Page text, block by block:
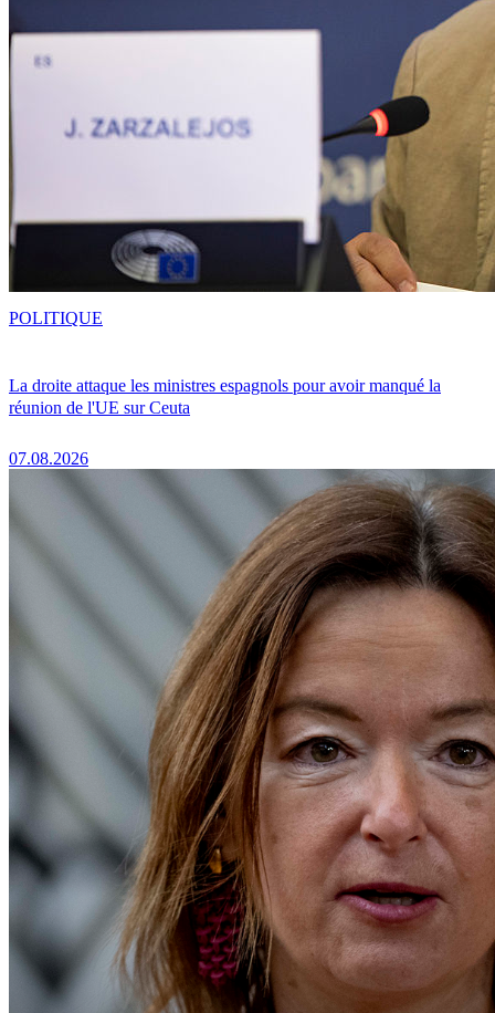
La droite attaque les ministres espagnols pour avoir manqué la
réunion de l'UE sur Ceuta
07.08.2026
POLITIQUE